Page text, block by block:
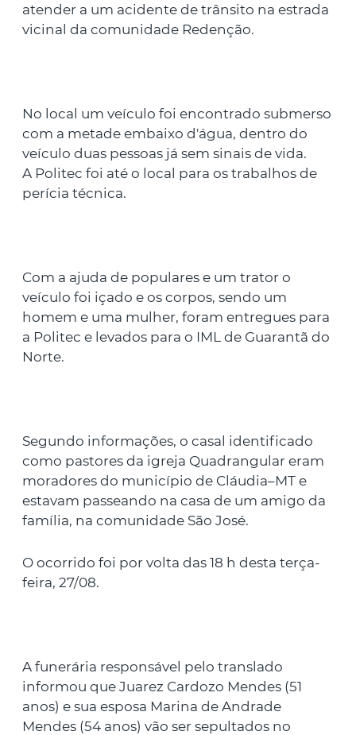
atender a um acidente de trânsito na estrada
vicinal da comunidade Redenção.
No local um veículo foi encontrado submerso
com a metade embaixo d'água, dentro do
veículo duas pessoas já sem sinais de vida.
A Politec foi até o local para os trabalhos de
perícia técnica.
Com a ajuda de populares e um trator o
veículo foi içado e os corpos, sendo um
homem e uma mulher, foram entregues para
a Politec e levados para o IML de Guarantã do
Norte.
Segundo informações, o casal identificado
como pastores da igreja Quadrangular eram
moradores do município de Cláudia–MT e
estavam passeando na casa de um amigo da
família, na comunidade São José.
O ocorrido foi por volta das 18 h desta terça-
feira, 27/08.
A funerária responsável pelo translado
informou que Juarez Cardozo Mendes (51
anos) e sua esposa Marina de Andrade
Mendes (54 anos) vão ser sepultados no